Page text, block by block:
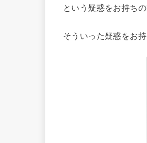
という疑惑をお持ち
そういった疑惑をお持